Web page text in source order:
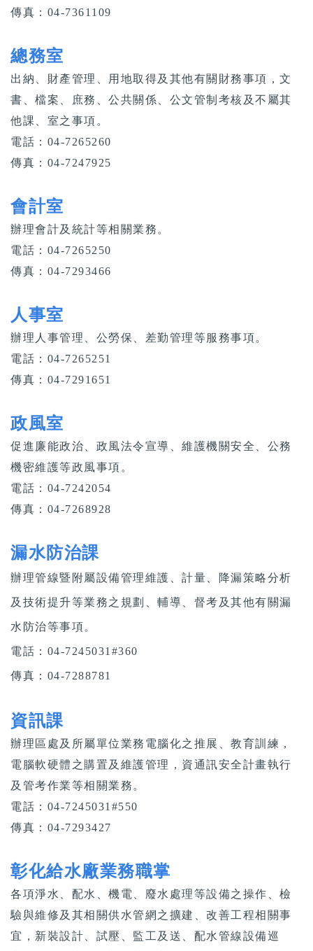
傳真：04-7361109
總務室
出納、財產管理、用地取得及其他有關財務事項，文
書、檔案、庶務、公共關係、公文管制考核及不屬其
他課、室之事項。
電話：04-7265260
傳真：04-7247925
會計室
辦理會計及統計等相關業務。
電話：04-7265250
傳真：04-7293466
人事室
辦理人事管理、公勞保、差勤管理等服務事項。
電話：04-7265251
傳真：04-7291651
政風室
促進廉能政治、政風法令宣導、維護機關安全、公務
機密維護等政風事項。
電話：04-7242054
傳真：04-7268928
漏水防治課
辦理管線暨附屬設備管理維護、計量、降漏策略分析
及技術提升等業務之規劃、輔導、督考及其他有關漏
水防治等事項。
電話：04-7245031#360
傳真：04-7288781
資訊課
辦理區處及所屬單位業務電腦化之推展、教育訓練，
電腦軟硬體之購置及維護管理，資通訊安全計畫執行
及管考作業等相關業務。
電話：04-7245031#550
傳真：04-7293427
彰化給水廠業務職掌
各項淨水、配水、機電、廢水處理等設備之操作、檢
驗與維修及其相關供水管網之擴建、改善工程相關事
宜，新裝設計、試壓、監工及送、配水管線設備巡